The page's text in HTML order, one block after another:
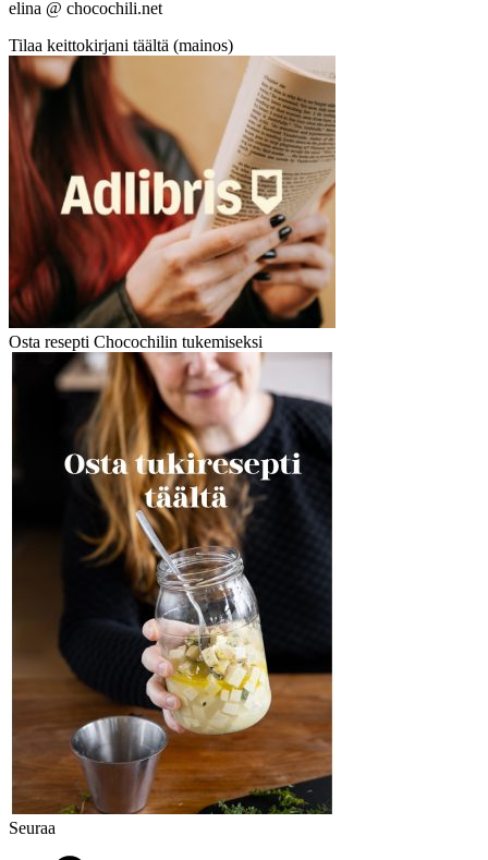
elina @ chocochili.net
Tilaa keittokirjani täältä (mainos)
Osta resepti Chocochilin tukemiseksi
Seuraa